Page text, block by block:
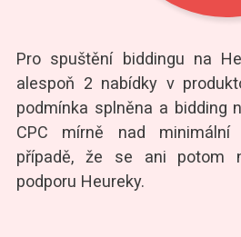
Pro spuštění biddingu na
alespoň 2 nabídky v
podmínka splněna a bidding
CPC mírně nad
případě, že se ani potom
podporu Heureky.